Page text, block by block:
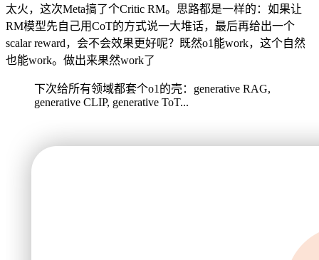
太火，这次Meta搞了个Critic RM。思路都是一样的：如果让
RM模型先自己用CoT的方式说一大堆话，最后再给出一个
scalar reward，会不会效果更好呢？既然o1能work，这个自然
也能work。做出来果然work了
下次给所有领域都套个o1的壳：generative RAG,
generative CLIP, generative ToT...